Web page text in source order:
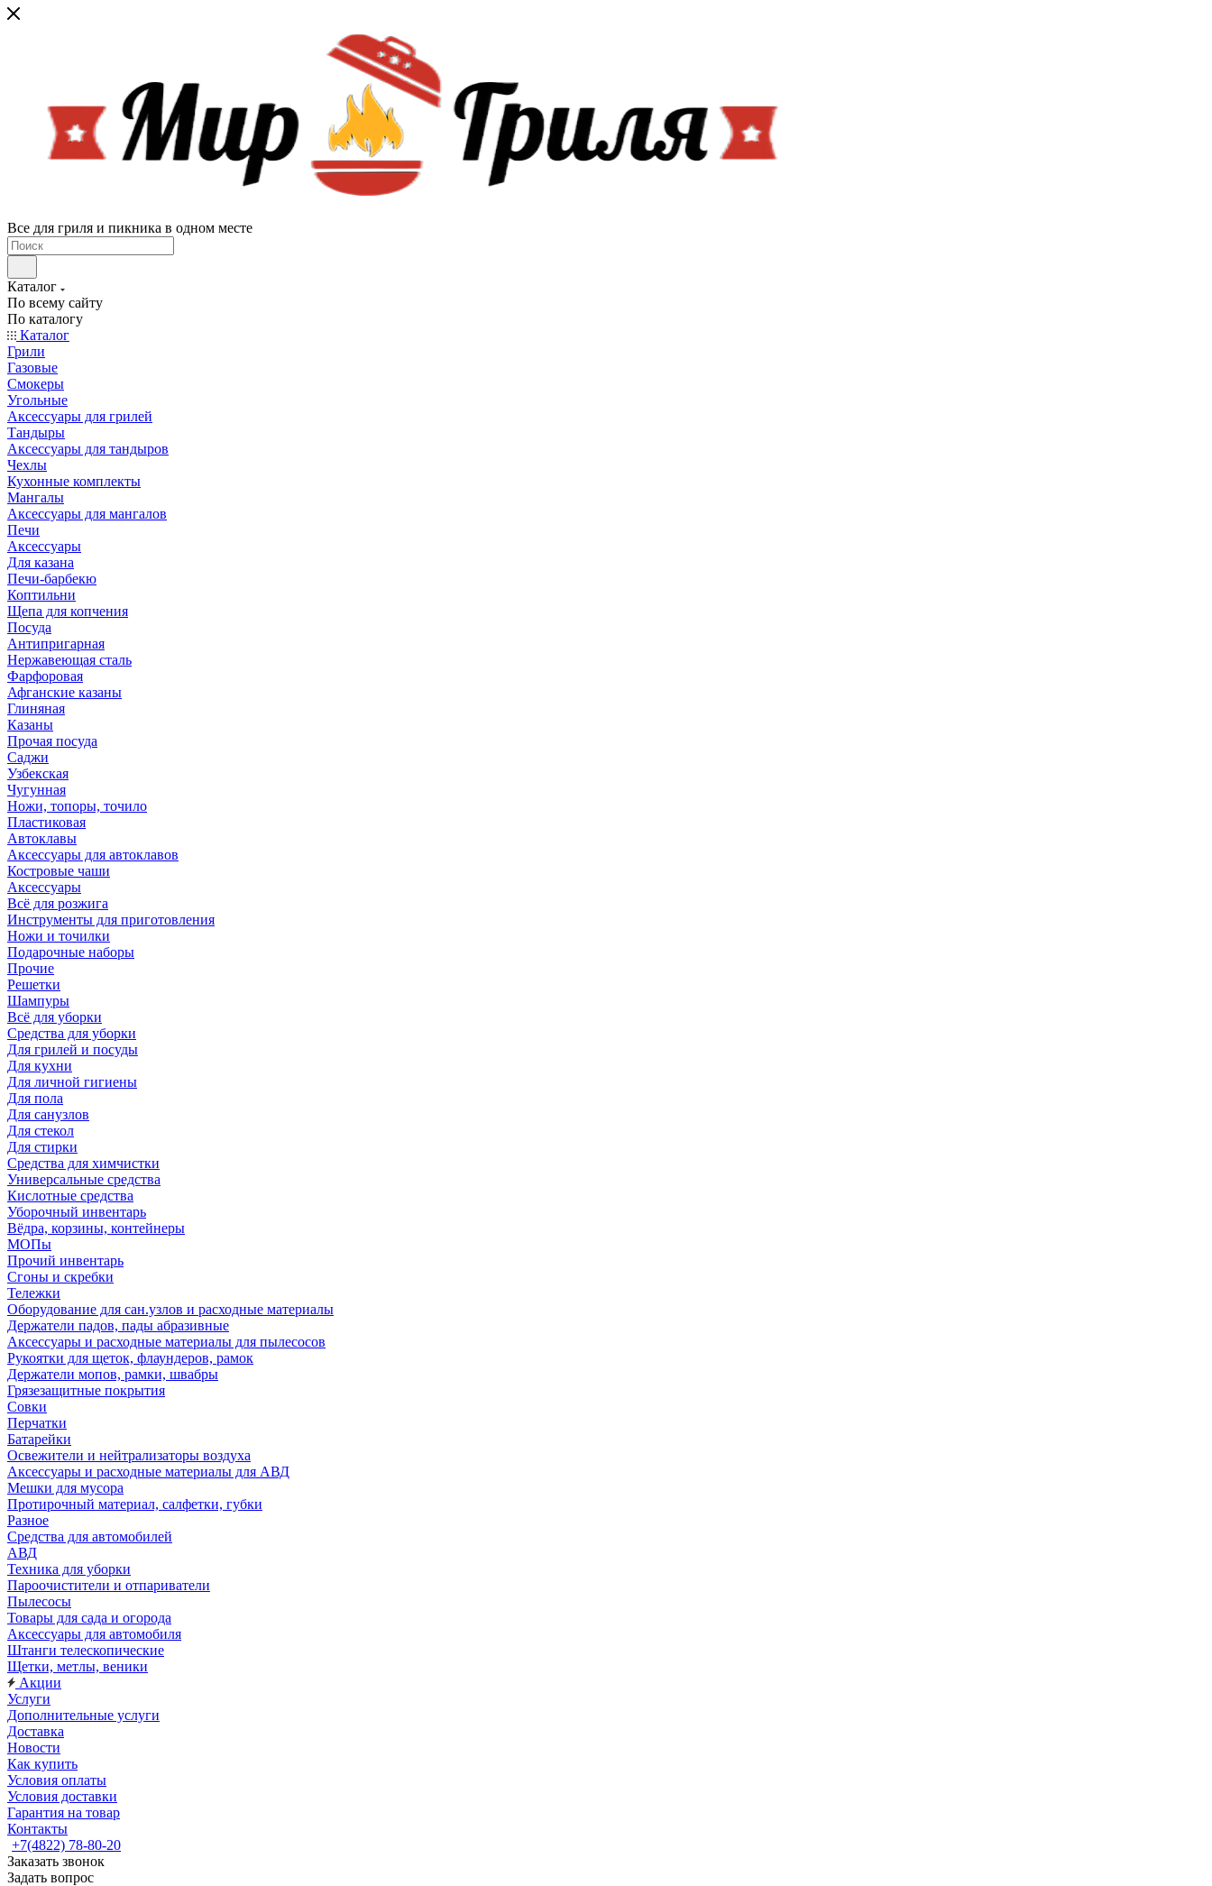
Все для гриля и пикника в одном месте
Каталог
По всему сайту
По каталогу
Каталог
Грили
Газовые
Смокеры
Угольные
Аксессуары для грилей
Тандыры
Аксессуары для тандыров
Чехлы
Кухонные комплекты
Мангалы
Аксессуары для мангалов
Печи
Аксессуары
Для казана
Печи-барбекю
Коптильни
Щепа для копчения
Посуда
Антипригарная
Нержавеющая сталь
Фарфоровая
Афганские казаны
Глиняная
Казаны
Прочая посуда
Саджи
Узбекская
Чугунная
Ножи, топоры, точило
Пластиковая
Автоклавы
Аксессуары для автоклавов
Костровые чаши
Аксессуары
Всё для розжига
Инструменты для приготовления
Ножи и точилки
Подарочные наборы
Прочие
Решетки
Шампуры
Всё для уборки
Средства для уборки
Для грилей и посуды
Для кухни
Для личной гигиены
Для пола
Для санузлов
Для стекол
Для стирки
Средства для химчистки
Универсальные средства
Кислотные средства
Уборочный инвентарь
Вёдра, корзины, контейнеры
МОПы
Прочий инвентарь
Сгоны и скребки
Тележки
Оборудование для сан.узлов и расходные материалы
Держатели падов, пады абразивные
Аксессуары и расходные материалы для пылесосов
Рукоятки для щеток, флаундеров, рамок
Держатели мопов, рамки, швабры
Грязезащитные покрытия
Совки
Перчатки
Батарейки
Освежители и нейтрализаторы воздуха
Аксессуары и расходные материалы для АВД
Мешки для мусора
Протирочный материал, салфетки, губки
Разное
Средства для автомобилей
АВД
Техника для уборки
Пароочистители и отпариватели
Пылесосы
Товары для сада и огорода
Аксессуары для автомобиля
Штанги телескопические
Щетки, метлы, веники
Акции
Услуги
Дополнительные услуги
Доставка
Новости
Как купить
Условия оплаты
Условия доставки
Гарантия на товар
Контакты
+7(4822) 78-80-20
Заказать звонок
Задать вопрос